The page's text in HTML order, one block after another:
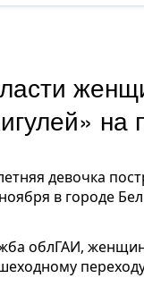
на
девочка
в городе
облГАИ,